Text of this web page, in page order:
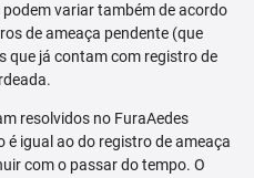
variar também de acordo
de ameaça pendente (que
que já contam com registro de
resolvidos no FuraAedes
é igual ao do registro de ameaça
com o passar do tempo. O